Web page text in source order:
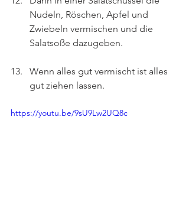
Nudeln, Röschen, Apfel und
Zwiebeln vermischen und die
Salatsoße dazugeben.
Wenn alles gut vermischt ist alles
gut ziehen lassen.
https://youtu.be/9sU9Lw2UQ8c